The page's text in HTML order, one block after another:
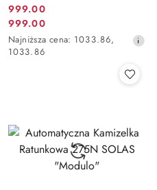
Cena
promocyjna:
999.00
Cena
promocyjna:
999.00
Najniższa
cena
Najniższa cena: 1033.86,
1033.86